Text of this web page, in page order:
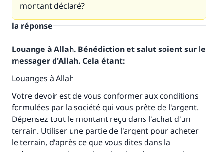
montant déclaré?
la réponse
Louange à Allah. Bénédiction et salut soient sur le
messager d'Allah. Cela étant:
Louanges à Allah
Votre devoir est de vous conformer aux conditions
formulées par la société qui vous prête de l'argent.
Dépensez tout le montant reçu dans l'achat d'un
terrain. Utiliser une partie de l'argent pour acheter
le terrain, d'après ce que vous dites dans la